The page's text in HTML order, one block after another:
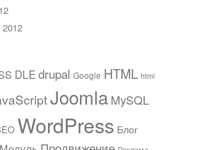
DLEdrupal Google HTML html
Joomla MySQL
WordPress Блог